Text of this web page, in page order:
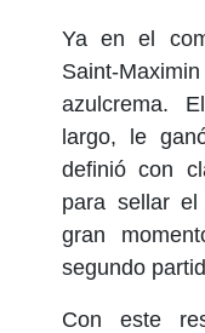
Ya en el
Saint-
azulcrema.
largo, le
definió con
para sellar el
gran
segundo
Con este